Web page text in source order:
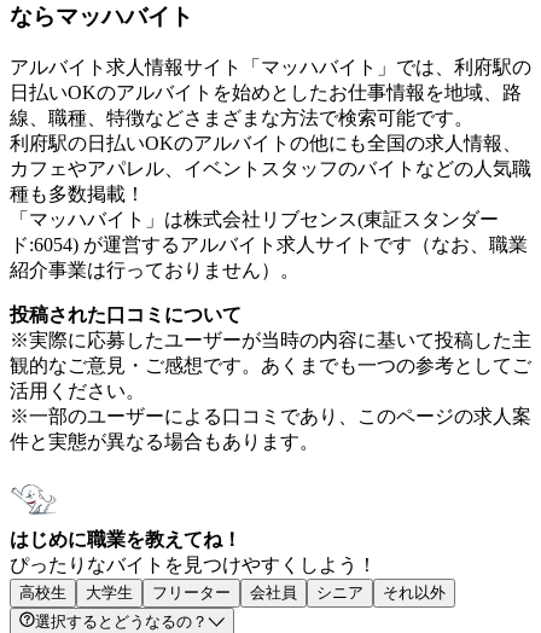
ならマッハバイト
アルバイト求人情報サイト「マッハバイト」では、利府駅の
日払いOKのアルバイトを始めとしたお仕事情報を地域、路
線、職種、特徴などさまざまな方法で検索可能です。
利府駅の日払いOKのアルバイトの他にも全国の求人情報、
カフェやアパレル、イベントスタッフのバイトなどの人気職
種も多数掲載！
「マッハバイト」は株式会社リブセンス(東証スタンダー
ド:6054) が運営するアルバイト求人サイトです（なお、職業
紹介事業は行っておりません）。
投稿された口コミについて
※実際に応募したユーザーが当時の内容に基いて投稿した主
観的なご意見・ご感想です。あくまでも一つの参考としてご
活用ください。
※一部のユーザーによる口コミであり、このページの求人案
件と実態が異なる場合もあります。
はじめに職業を教えてね！
ぴったりなバイトを見つけやすくしよう！
高校生 大学生 フリーター 会社員 シニア
それ以外
選択するとどうなるの？